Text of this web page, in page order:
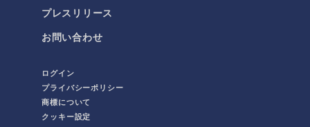
プレスリリース
お問い合わせ
ログイン
プライバシーポリシー
商標について
クッキー設定